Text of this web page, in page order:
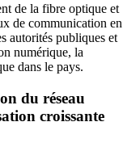
de la fibre optique et
de communication en
autorités publiques et
numérique, la
dans le pays.
du réseau
croissante